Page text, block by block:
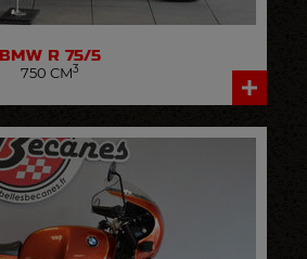
BMW R 75/5
750 CM3
FICHE DÉTAILLÉE